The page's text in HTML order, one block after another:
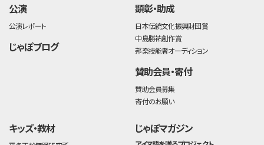
公演
公演レポート
じゃぽブログ
顕彰・助成
日本伝統文化振興財団賞
中島勝祐創作賞
邦楽技能者オーディション
賛助会員・寄付
賛助会員募集
寄付のお願い
キッズ・教材 じゃぽマガジン